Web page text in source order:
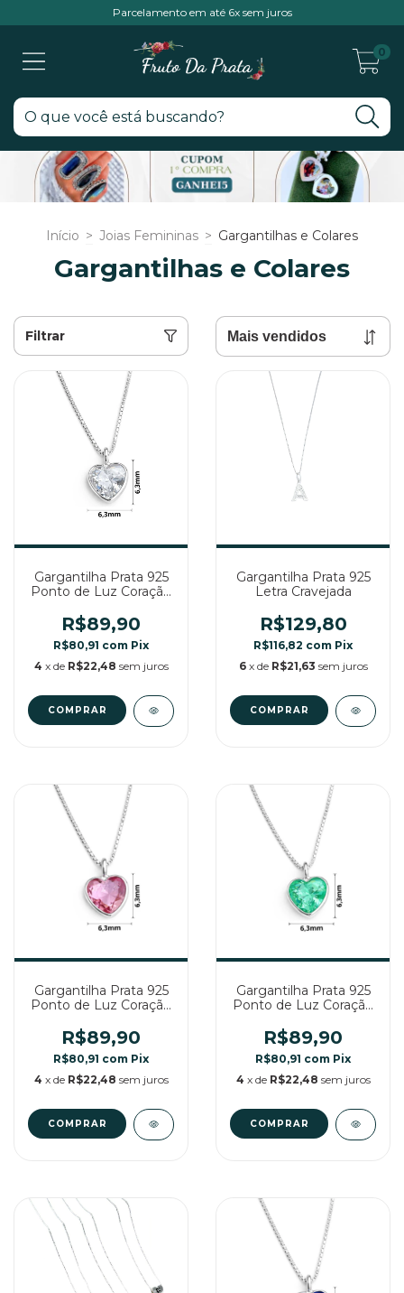
Parcelamento em até 6x sem juros
0
Início > Joias Femininas > Gargantilhas e Colares
Gargantilhas e Colares
Filtrar
Gargantilha Prata 925
Ponto de Luz Coração
R$89,90
R$80,91 com Pix
4 x de R$22,48 sem juros
Gargantilha Prata 925
Letra Cravejada
R$129,80
R$116,82 com Pix
6 x de R$21,63 sem juros
COMPRAR
Gargantilha Prata 925
Ponto de Luz Coração
R$89,90
R$80,91 com Pix
4 x de R$22,48 sem juros
Gargantilha Prata 925
Ponto de Luz Coração
R$89,90
R$80,91 com Pix
4 x de R$22,48 sem juros
COMPRAR